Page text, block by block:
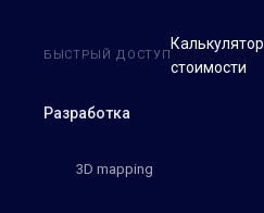
Разработка
3D mapping
БЫСТРЫЙ ДОСТУП
Калькулятор
стоимости